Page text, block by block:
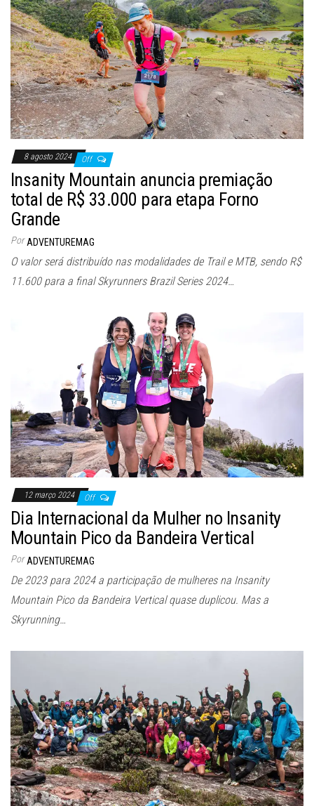
8 agosto 2024 Off
Insanity Mountain anuncia premiação
total de R$ 33.000 para etapa Forno
Grande
Por ADVENTUREMAG
O valor será distribuído nas modalidades de Trail e MTB, sendo R$
11.600 para a final Skyrunners Brazil Series 2024…
12 março 2024 Off
Dia Internacional da Mulher no Insanity
Mountain Pico da Bandeira Vertical
Por ADVENTUREMAG
De 2023 para 2024 a participação de mulheres na Insanity
Mountain Pico da Bandeira Vertical quase duplicou. Mas a
Skyrunning…